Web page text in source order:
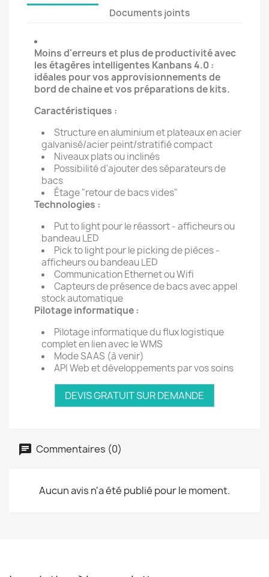
Documents joints
Moins d'erreurs et plus de productivité avec
les étagères intelligentes Kanbans 4.0 :
idéales pour vos approvisionnements de
bord de chaine et vos préparations de kits.
Caractéristiques :
Structure en aluminium et plateaux en acier
galvanisé/acier peint/stratifié compact
Niveaux plats ou inclinés
Possibilité d'ajouter des séparateurs de
bacs
Étage "retour de bacs vides"
Technologies :
Put to light pour le réassort - afficheurs ou
bandeau LED
Pick to light pour le picking de pièces -
afficheurs ou bandeau LED
Communication Ethernet ou Wifi
Capteurs de présence de bacs avec appel
stock automatique
Pilotage informatique :
Pilotage informatique du flux logistique
complet en lien avec le WMS
Mode SAAS (à venir)
API Web et développements par vos soins
DEVIS GRATUIT SUR DEMANDE
Commentaires (0)
Aucun avis n'a été publié pour le moment.